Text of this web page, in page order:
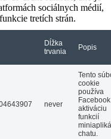
sociálnych médií,
tretích strán.
Dĺžka
trvania
Popis
never
Tento
cookie
používa
aktiváciu
funkcií
chatu.